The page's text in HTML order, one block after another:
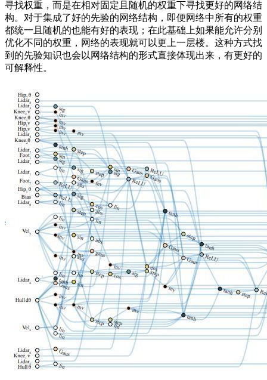
寻找权重，而是在相对固定且随机的权重下寻找更好的网络结
构。对于集成了好的先验的网络结构，即便网络中所有的权重
都统一且随机的也能有好的表现；在此基础上如果能允许分别
优化不同的权重，网络的表现就可以更上一层楼。这种方式找
到的先验知识也会以网络结构的形式直接体现出来，有更好的
可解释性。